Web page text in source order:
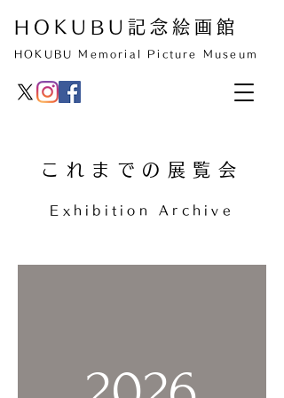
HOKUBU記念絵画館
HOKUBU Memorial Picture Museum
これまでの展覧会
Exhibition Archive